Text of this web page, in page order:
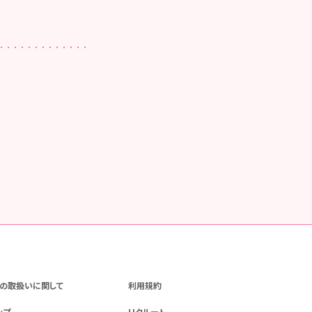
取扱いに関して 利用規約